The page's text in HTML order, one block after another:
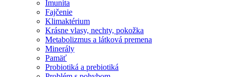
Imunita
Fajčenie
Klimaktérium
Krásne vlasy, nechty, pokožka
Metabolizmus a látková premena
Minerály
Pamäť
Probiotiká a prebiotiká